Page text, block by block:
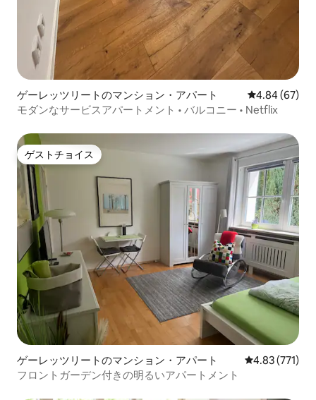
ゲーレッツリートのマンション・アパート レビュー67
4.84 (67)
モダンなサービスアパートメント • バルコニー • Netflix
ゲストチョイス
ゲストチョイス
ゲーレッツリートのマンション・アパート レビュー771
4.83 (771)
フロントガーデン付きの明るいアパートメント